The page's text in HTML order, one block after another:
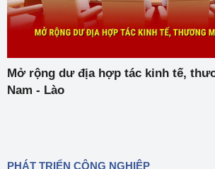
Mở rộng dư địa hợp tác kinh tế,
Nam - Lào
PHÁT TRIỂN CÔNG NGHIỆP